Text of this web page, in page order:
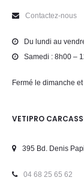
Contactez-nous
Du lundi au
Samedi : 8h00 –
Fermé le dimanche
VETIPRO
395 Bd. Denis
04 68 25 65 62